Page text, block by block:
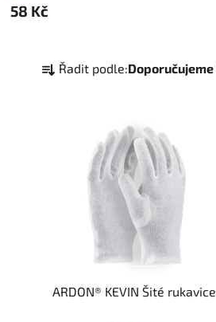
58 Kč
a Řadit podle:Doporučujeme
ARDON® KEVIN Šité rukavice